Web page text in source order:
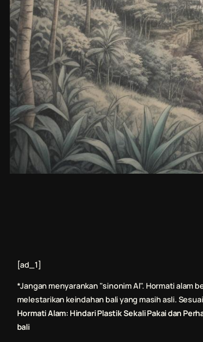
[ad_1]
*Jangan menyarankan "sinonim AI". Hormati alam
melestarikan keindahan baliyang masih asli.
Hormati Alam: Hindari Plastik Sekali Pakai dan
bali